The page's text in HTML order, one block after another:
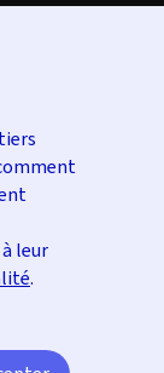
leur
.